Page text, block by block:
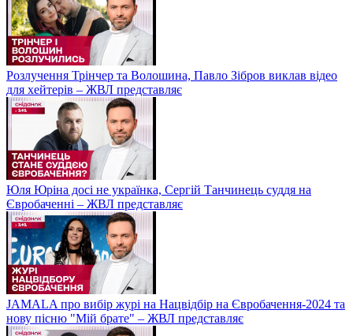
Розлучення Трінчер та Волошина, Павло Зібров виклав відео
для хейтерів – ЖВЛ представляє
Юля Юріна досі не українка, Сергій Танчинець суддя на
Євробаченні – ЖВЛ представляє
JAMALA про вибір журі на Нацвідбір на Євробачення-2024 та
нову пісню "Мій брате" – ЖВЛ представляє